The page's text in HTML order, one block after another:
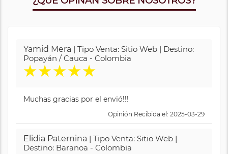
Yamid Mera | Tipo Venta: Sitio Web | Destino:
Popayán / Cauca - Colombia
★★★★★
Muchas gracias por el envió!!!
Opinión Recibida el: 2025-03-29
Elidia Paternina | Tipo Venta: Sitio Web |
Destino: Baranoa - Colombia